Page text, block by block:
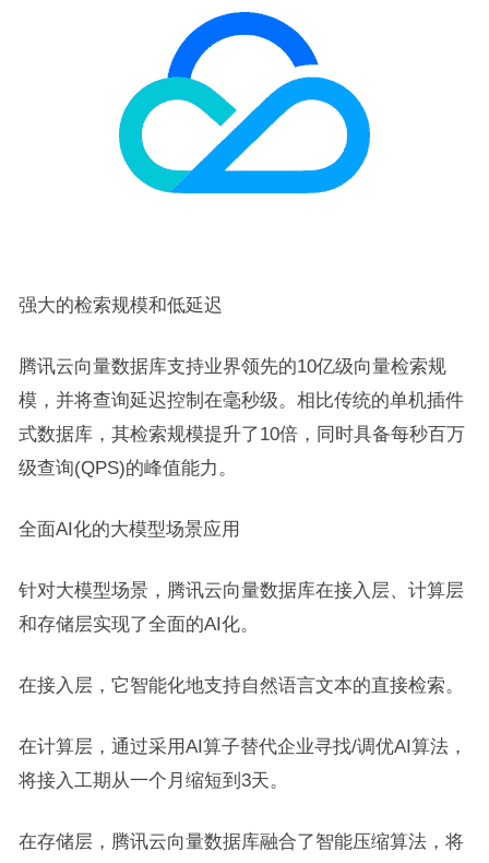
强大的检索规模和低延迟
腾讯云向量数据库支持业界领先的10亿级向量检索规
模，并将查询延迟控制在毫秒级。相比传统的单机插件
式数据库，其检索规模提升了10倍，同时具备每秒百万
级查询(QPS)的峰值能力。
全面AI化的大模型场景应用
针对大模型场景，腾讯云向量数据库在接入层、计算层
和存储层实现了全面的AI化。
在接入层，它智能化地支持自然语言文本的直接检索。
在计算层，通过采用AI算子替代企业寻找/调优AI算法，
将接入工期从一个月缩短到3天。
在存储层，腾讯云向量数据库融合了智能压缩算法，将